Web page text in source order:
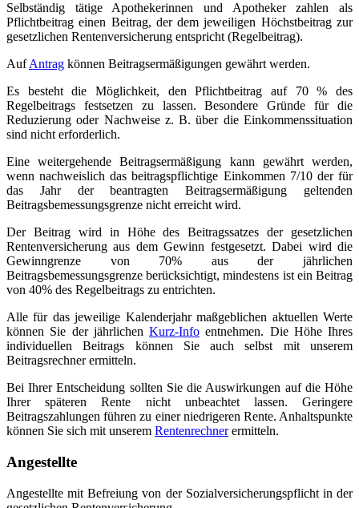
Selbständig tätige Apothekerinnen und Apotheker zahlen als
Pflichtbeitrag einen Beitrag, der dem jeweiligen Höchstbeitrag zur
gesetzlichen Rentenversicherung entspricht (Regelbeitrag).
AufAntrag können Beitragsermäßigungen gewährt werden.
Es besteht die Möglichkeit, den Pflichtbeitrag auf 70 % des
Regelbeitrags festsetzen zu lassen. Besondere Gründe für die
Reduzierung oder Nachweise z. B. über die Einkommenssituation
sind nicht erforderlich.
Eine weitergehende Beitragsermäßigung kann gewährt werden,
wenn nachweislich das beitragspflichtige Einkommen 7/10 der für
das Jahr der beantragten Beitragsermäßigung geltenden
Beitragsbemessungsgrenze nicht erreicht wird.
Der Beitrag wird in Höhe des Beitragssatzes der gesetzlichen
Rentenversicherung aus dem Gewinn festgesetzt. Dabei wird die
Gewinngrenze von 70% aus der jährlichen
Beitragsbemessungsgrenze berücksichtigt, mindestens ist ein Beitrag
von 40% des Regelbeitrags zu entrichten.
Alle für das jeweilige Kalenderjahr maßgeblichen aktuellen Werte
können Sie der jährlichen Kurz-Info entnehmen. Die Höhe Ihres
individuellen Beitrags können Sie auch selbst mit unserem
Beitragsrechner ermitteln.
Bei Ihrer Entscheidung sollten Sie die Auswirkungen auf die Höhe
Ihrer späteren Rente nicht unbeachtet lassen. Geringere
Beitragszahlungen führen zu einer niedrigeren Rente. Anhaltspunkte
können Sie sich mit unserem Rentenrechnerermitteln.
Angestellte
Angestellte mit Befreiung von der Sozialversicherungspflicht in der